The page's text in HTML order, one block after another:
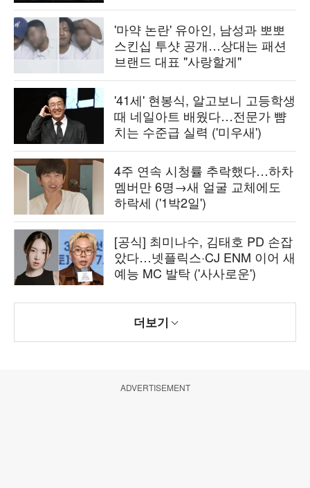
'마약 논란' 유아인, 남성과 뽀뽀
스킨십 투샷 공개…상대는 패션
브랜드 대표 "사랑할게"
'41세' 현봉식, 알고보니 고등학생
때 네일아트 배웠다…전문가 뺨
치는 수준급 실력 ('미우새')
4주 연속 시청률 추락했다…하차
멤버만 6명→새 얼굴 교체에도
하락세 ('1박2일')
[공식] 최미나수, 김태호 PD 손잡
았다…넷플릭스·CJ ENM 이어 새
예능 MC 발탁 ('사사로운')
더보기
ADVERTISEMENT